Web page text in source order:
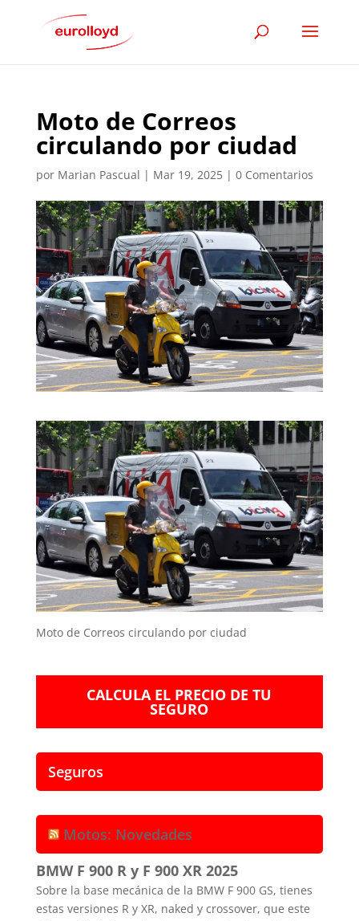
Moto de Correos
circulando por ciudad
por Marian Pascual | Mar 19, 2025| 0 Comentarios
Moto de Correos circulando por ciudad
CALCULA EL PRECIO DE TU
SEGURO
Seguros
Motos: Novedades
BMW F 900 R y F 900 XR 2025
Sobre la base mecánica de la BMW F 900 GS, tienes
estas versiones R y XR, naked y crossover, que este